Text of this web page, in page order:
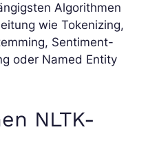
Algorithmen
wie Tokenizing,
Sentiment-
oder Named Entity
NLTK-